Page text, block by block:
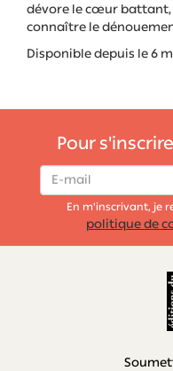
dévore le cœur battant,
connaître le
Disponible depuis le 6
Pour
En m'inscrivant, je
politique de